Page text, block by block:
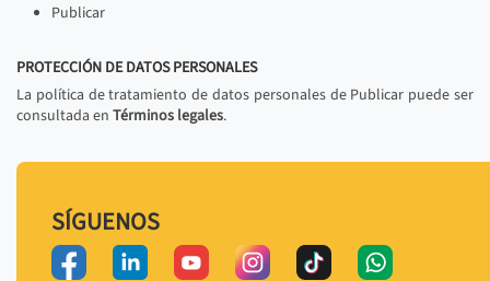
Publicar
PROTECCIÓN DE DATOS PERSONALES
La política de tratamiento de datos personales de Publicar puede ser
consultada en Términos legales.
SÍGUENOS